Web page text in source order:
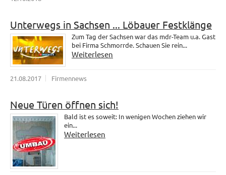
Unterwegs in Sachsen ... Löbauer Festklänge
Zum Tag der Sachsen war das mdr-Team u.a. Gast
bei Firma Schmorrde. Schauen Sie rein...
Weiterlesen
21.08.2017 Firmennews
Neue Türen öffnen sich!
Bald ist es soweit: In wenigen Wochen ziehen wir
ein...
Weiterlesen